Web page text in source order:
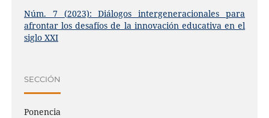
Núm. 7 (2023): Diálogos intergeneracionales para
afrontar los desafíos de la innovación educativa en el
siglo XXI
SECCIÓN
Ponencia